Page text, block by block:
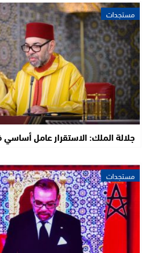
مستجدات
جلالة الملك: الاستقرار عامل أساسي
مستجدات